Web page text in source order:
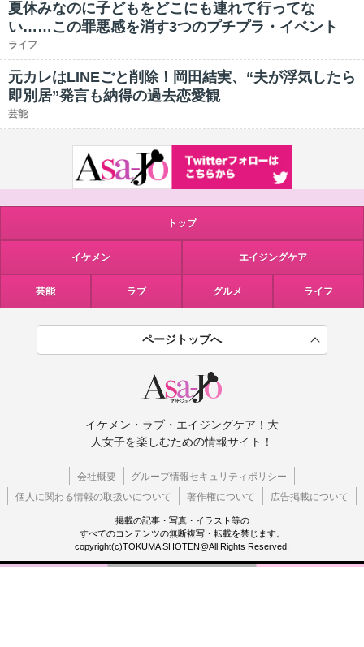
夏休みなのに子どもをどこにも連れて行ってな
い……この罪悪感を消す3つのプチプラ・イベント
ライフ
元カレはLINEごと削除！岡田結実、“夫が浮気したら
即別居”発言も納得の過去恋愛観
芸能
トップ
イケメン エイジングケア
芸能 ラブ グルメ ライフ
ページトップへ
イケメン・ラブ・エイジングケア！大
人女子を楽しむための情報サイト！
会社概要
グループ情報セキュリティポリシー
個人に関わる情報の取扱いについて
著作権について 広告掲載について
掲載の記事・写真・イラスト等の
すべてのコンテンツの無断複写・転載を禁じます。
copyright(c)TOKUMA SHOTEN@All Rights Reserved.